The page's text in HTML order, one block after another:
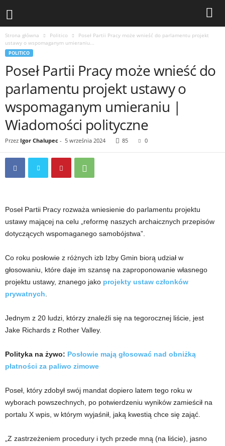
Strona główna Politico
Poseł Partii Pracy może wnieść do parlamentu projekt
ustawy o wspomaganym umieraniu...
POLITICO
Poseł Partii Pracy może wnieść do
parlamentu projekt ustawy o
wspomaganym umieraniu |
Wiadomości polityczne
Przez Igor Chalupec - 5 września 2024 85 0
Poseł Partii Pracy rozważa wniesienie do parlamentu projektu
ustawy mającej na celu „reformę naszych archaicznych przepisów
dotyczących wspomaganego samobójstwa”.
Co roku posłowie z różnych izb Izby Gmin biorą udział w
głosowaniu, które daje im szansę na zaproponowanie własnego
projektu ustawy, znanego jako projekty ustaw członków
prywatnych
Jednym z 20 ludzi, którzy znaleźli się na tegorocznej liście, jest
Jake Richards z Rother Valley.
Polityka na żywo: Posłowie mają głosować nad obniżką
płatności za paliwo zimowe
Poseł, który zdobył swój mandat dopiero latem tego roku w
wyborach powszechnych, po potwierdzeniu wyników zamieścił na
portalu X wpis, w którym wyjaśnił, jaką kwestią chce się zająć.
„Z zastrzeżeniem procedury i tych przede mną (na liście), jasno